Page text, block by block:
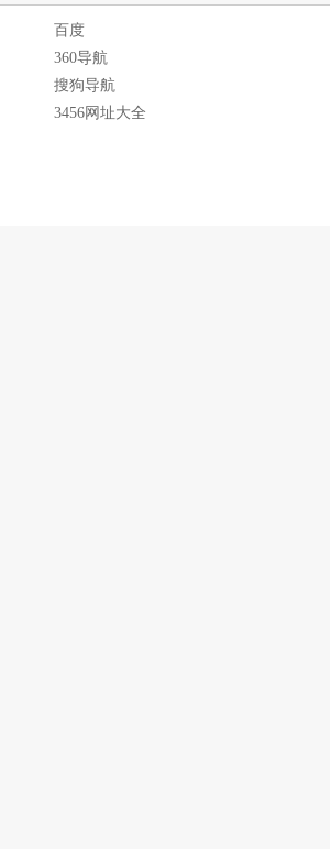
百度
360导航
搜狗导航
3456网址大全